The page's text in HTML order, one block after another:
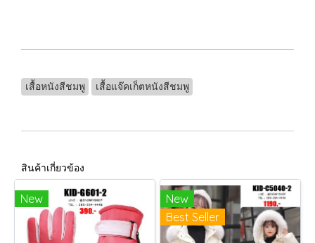
เสื้อหนังสีชมพู เสื้อแจ๊คเก็ตหนังสีชมพู
สินค้าเกี่ยวข้อง
New
New
Best Seller